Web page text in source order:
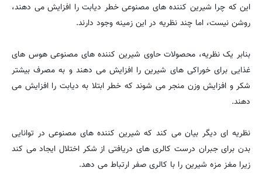
این که چرا شیرین کننده های مصنوعی خطر دیابت را افزایش می دهند،
روشن نیست، اما چند نظریه در این زمینه وجود دارند.
بنابر یک نظریه، محصولات حاوی شیرین کننده های مصنوعی هوس های
غذایی برای خوراکی های شیرین را افزایش می دهند و به مصرف بیشتر
شکر و افزایش وزن منجر می شوند که خطر ابتلا به دیابت را افزایش می
دهند.
نظریه ای دیگر بیان می کند که شیرین کننده های مصنوعی در توانایی
بدن برای جبران درست کالری های دریافتی از شکر اختلال ایجاد می کند
زیرا مغز مزه شیرین را با کالری صفر ارتباط می دهد.